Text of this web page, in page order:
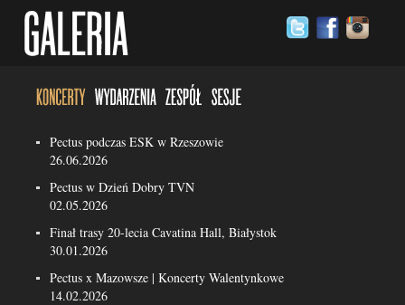
Pectus podczas ESK w Rzeszowie
26.06.2026
Pectus w Dzień Dobry TVN
02.05.2026
Finał trasy 20-lecia Cavatina Hall, Białystok
30.01.2026
Pectus x Mazowsze | Koncerty Walentynkowe
14.02.2026